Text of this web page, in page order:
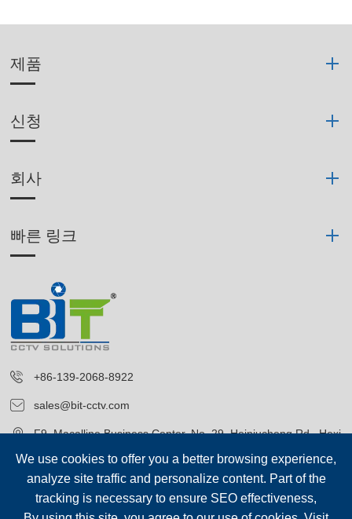
제품
신청
회사
빠른 링크
+86-139-2068-8922
sales@bit-cctv.com
F9, Macalline Business Center, No. 29, Heiniucheng Rd., Hexi
District, Tianjin, China
We use cookies to offer you a better browsing experience,
analyze site traffic and personalize content. Part of the
tracking is necessary to ensure SEO effectiveness,